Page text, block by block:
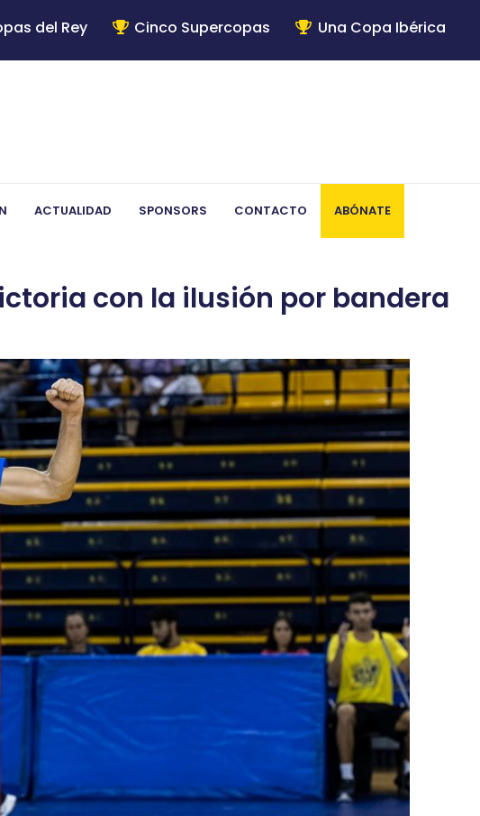
del Rey Cinco Supercopas Una Copa Ibérica
ACTUALIDAD SPONSORS CONTACTO ABÓNATE
con la ilusión por bandera